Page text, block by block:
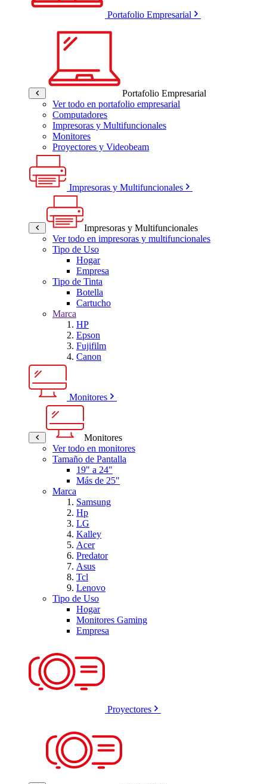
Portafolio Empresarial
Portafolio Empresarial
Ver todo en portafolio empresarial
Computadores
Impresoras y Multifuncionales
Monitores
Proyectores y Videobeam
Impresoras y Multifuncionales
Impresoras y Multifuncionales
Ver todo en impresoras y multifuncionales
Tipo de Uso
Hogar
Empresa
Tipo de Tinta
Botella
Cartucho
Marca
HP
Epson
Fujifilm
Canon
Monitores
Monitores
Ver todo en monitores
Tamaño de Pantalla
19" a 24"
Más de 25"
Marca
Samsung
Hp
LG
Kalley
Acer
Predator
Asus
Tcl
Lenovo
Tipo de Uso
Hogar
Monitores Gaming
Empresa
Proyectores